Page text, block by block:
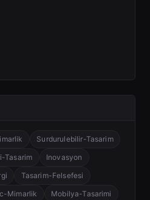
Surdurulebilir-Tasarim
Tasarim
Inovasyon
Tasarim-Felsefesi
Mimarlik
Mobilya-Tasarimi